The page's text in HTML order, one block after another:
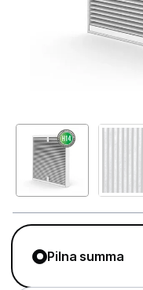
Telefoni,
Kafijas
Mazā
Pilna summa